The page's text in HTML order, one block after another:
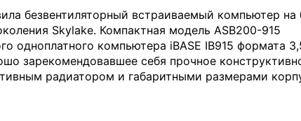
безвентиляторный встраиваемый компьютер на
Skylake. Компактная модель ASB200-915
одноплатного компьютера iBASE IB915 формата
зарекомендовавшее себя прочное
радиатором и габаритными размерами